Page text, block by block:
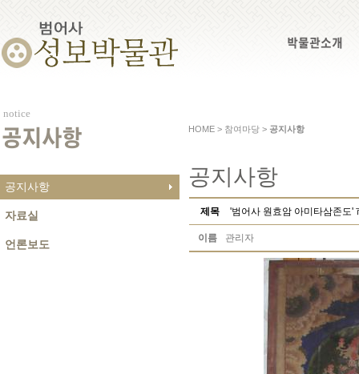
박물관소개
notice
공지사항
공지사항
자료실
언론보도
HOME > 참여마당 > 공지사항
공지사항
제목 '범어사 원효암 아미타삼존도'
이름 관리자